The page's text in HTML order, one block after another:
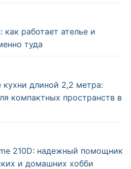
работает ателье и
туда
длиной 2,2 метра:
компактных пространств в
210D: надежный помощник
и домашних хобби